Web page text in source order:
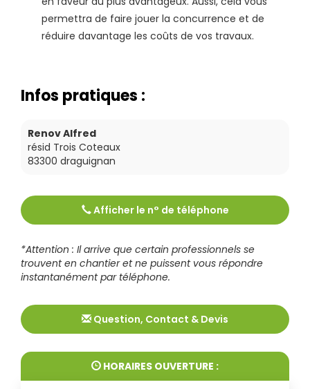
permettra de faire jouer la concurrence et de
réduire davantage les coûts de vos travaux.
Infos pratiques :
Renov Alfred
résid Trois Coteaux
83300 draguignan
Afficher le n° de téléphone
0615244532
*Attention : Il arrive que certain professionnels se
trouvent en chantier et ne puissent vous répondre
instantanément par téléphone.
Question, Contact & Devis
HORAIRES OUVERTURE :